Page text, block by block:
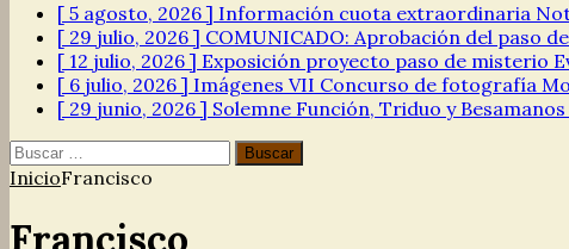
[ 5 agosto, 2026 ] Información cuota extraordinaria
[ 29 julio, 2026 ] COMUNICADO: Aprobación del paso
[ 12 julio, 2026 ] Exposición proyecto paso de misterio
[ 6 julio, 2026 ] Imágenes VII Concurso de fotografía
[ 29 junio, 2026 ] Solemne Función, Triduo y
Buscar:
InicioFrancisco